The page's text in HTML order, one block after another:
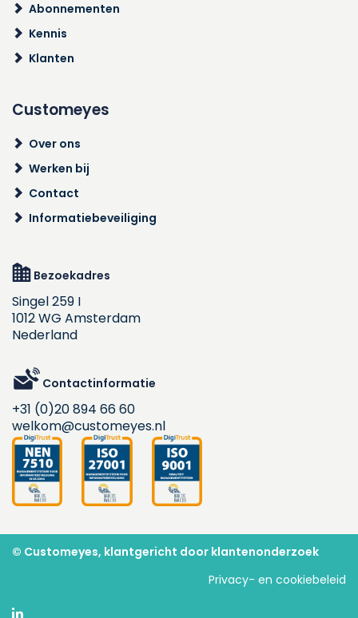
Abonnementen
Kennis
Klanten
Customeyes
Over ons
Werken bij
Contact
Informatiebeveiliging
Bezoekadres
Singel 259 I
1012 WG Amsterdam
Nederland
Contactinformatie
+31 (0)20 894 66 60
welkom@customeyes.nl
© Customeyes, klantgericht door klantenonderzoek
Privacy- en cookiebeleid